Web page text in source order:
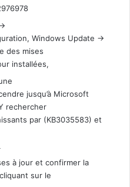
Windows Update ->
des mises
installées,
jusqu’à Microsoft
rechercher
par (KB3035583) et
à jour et confirmer la
sur le